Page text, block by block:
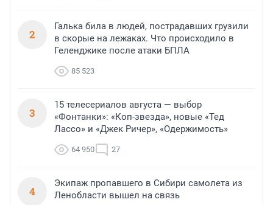
2
Галька била в людей, пострадавших грузили
в скорые на лежаках. Что происходило в
Геленджике после атаки БПЛА
85 523
3
15 телесериалов августа — выбор
«Фонтанки»: «Коп-звезда», новые «Тед
Лассо» и «Джек Ричер», «Одержимость»
64 950 27
4
Экипаж пропавшего в Сибири самолета из
Ленобласти вышел на связь